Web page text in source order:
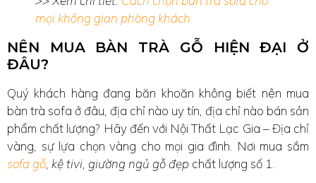
mọi không gian phòng khách
NÊN MUA BÀN TRÀ GỖ HIỆN ĐẠI Ở
ĐÂU?
Quý khách hàng đang băn khoăn không biết nên mua
bàn trà sofa ở đâu, địa chỉ nào uy tín, địa chỉ nào bán sản
phẩm chất lượng? Hãy đến với Nội Thất Lạc Gia – Địa chỉ
vàng, sự lựa chọn vàng cho mọi gia đình. Nơi mua sắm
sofa gỗ, kệ tivi, giường ngủ gỗ đẹp chất lượng số 1.